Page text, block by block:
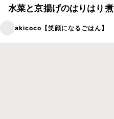
水菜と京揚げのはりはり煮
akicoco【笑顔になるごはん】